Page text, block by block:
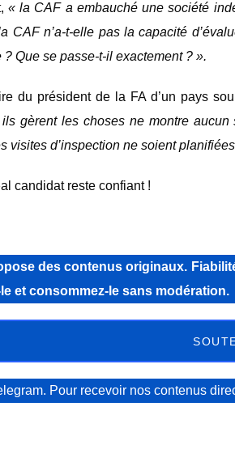
« la CAF a embauché une société
CAF n’a-t-elle pas la capacité
Que se passe-t-il exactement ? ».
du président de la FA d’un pays
gèrent les choses ne montre
visites d’inspection ne soient
candidat reste confiant !
des contenus originaux.
et consommez-le sans modération.
Pour recevoir nos contenus